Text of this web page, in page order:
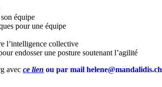
équipe
pour une équipe
l’intelligence collective
endosser une posture soutenant l’agilité
avec ce lien ou par mail helene@mandalidis.ch